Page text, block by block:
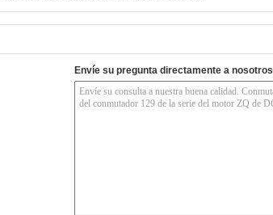
Envíe su pregunta directamente a nosotros